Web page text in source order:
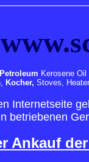
Petroleum Kerosene
Kocher, Stoves,
Internetseite
betriebenen
Ankauf